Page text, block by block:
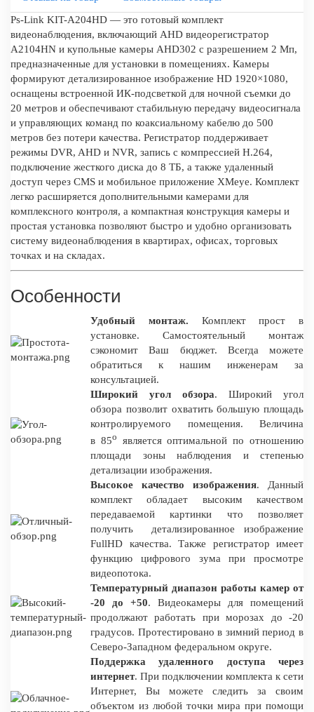
Ps-Link KIT-A204HD — это готовый комплект
видеонаблюдения, включающий AHD видеорегистратор
A2104HN и купольные камеры AHD302 с разрешением 2 Мп,
предназначенные для установки в помещениях. Камеры
формируют детализированное изображение HD 1920×1080,
оснащены встроенной ИК-подсветкой для ночной съемки до
20 метров и обеспечивают стабильную передачу видеосигнала
и управляющих команд по коаксиальному кабелю до 500
метров без потери качества. Регистратор поддерживает
режимы DVR, AHD и NVR, запись с компрессией H.264,
подключение жесткого диска до 8 ТБ, а также удаленный
доступ через CMS и мобильное приложение XMeye. Комплект
легко расширяется дополнительными камерами для
комплексного контроля, а компактная конструкция камеры и
простая установка позволяют быстро и удобно организовать
систему видеонаблюдения в квартирах, офисах, торговых
точках и на складах.
Особенности
Удобный монтаж. Комплект прост в
установке. Самостоятельный монтаж
сэкономит Ваш бюджет. Всегда можете
обратиться к нашим инженерам за
консультацией.
Широкий угол обзора. Широкий угол
обзора позволит охватить большую площадь
контролируемого помещения. Величина
в 85о
является оптимальной по отношению
площади зоны наблюдения и степенью
детализации изображения.
Высокое качество изображения. Данный
комплект обладает высоким качеством
передаваемой картинки что позволяет
получить детализированное изображение
FullHD качества. Также регистратор имеет
функцию цифрового зума при просмотре
видеопотока.
Температурный диапазон работы камер от
-20 до +50. Видеокамеры для помещений
продолжают работать при морозах до -20
градусов. Протестировано в зимний период в
Северо-Западном федеральном округе.
Поддержка удаленного доступа через
интернет. При подключении комплекта к сети
Интернет, Вы можете следить за своим
объектом из любой точки мира при помощи